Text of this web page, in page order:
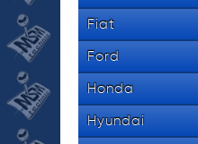
Fiat
Ford
Honda
Hyundai